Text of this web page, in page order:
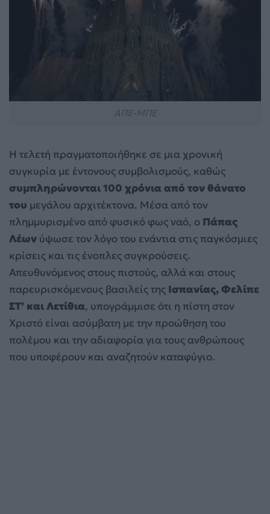
Η τελετή πραγματοποιήθηκε σε μια χρονική
συγκυρία με έντονους συμβολισμούς, καθώς
συμπληρώνονται 100 χρόνια από τον θάνατο
του μεγάλου αρχιτέκτονα. Μέσα από τον
πλημμυρισμένο από φυσικό φως ναό, ο Πάπας
Λέων ύψωσε τον λόγο του ενάντια στις παγκόσμιες
κρίσεις και τις ένοπλες συγκρούσεις.
Απευθυνόμενος στους πιστούς, αλλά και στους
παρευρισκόμενους βασιλείς της Ισπανίας, Φελίπε
ΣΤ’ και Λετίθια, υπογράμμισε ότι η πίστη στον
Χριστό είναι ασύμβατη με την προώθηση του
πολέμου και την αδιαφορία για τους ανθρώπους
που υποφέρουν και αναζητούν καταφύγιο.